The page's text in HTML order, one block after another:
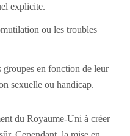
explicite.
ou les troubles
en fonction de leur
sexuelle ou handicap.
du Royaume-Uni à créer